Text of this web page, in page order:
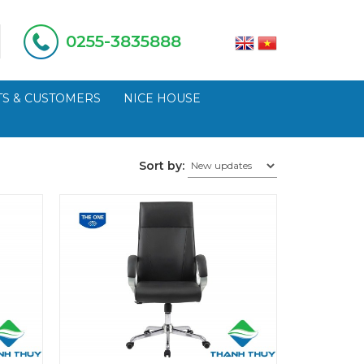
0255-3835888
& CUSTOMERS NICE HOUSE
Sort by: